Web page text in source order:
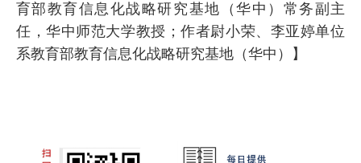
育部教育信息化战略研究基地（华中）常务副主
任，华中师范大学教授；作者尉小荣、李亚婷单位
系教育部教育信息化战略研究基地（华中）】